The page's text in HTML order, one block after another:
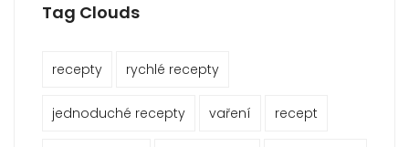
Tag Clouds
recepty rychlé recepty
jednoduché recepty vaření recept